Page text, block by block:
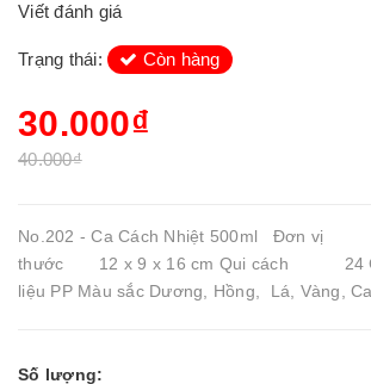
Viết đánh giá
Trạng thái: Còn hàng
30.000₫
40.000₫
No.202 - Ca Cách Nhiệt 500ml Đơn
thước 12 x 9 x 16 cm Qui cách 24
liệu PP Màu sắc Dương, Hồng, Lá, Vàng,
Số lượng: